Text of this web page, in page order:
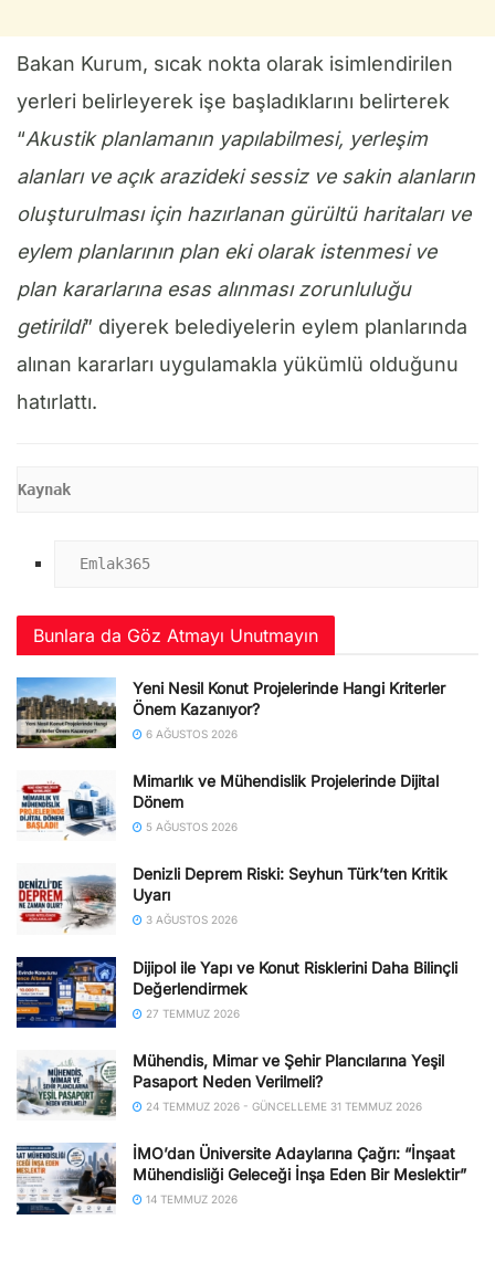
Bakan Kurum, sıcak nokta olarak isimlendirilen
yerleri belirleyerek işe başladıklarını belirterek
“Akustik planlamanın yapılabilmesi, yerleşim
alanları ve açık arazideki sessiz ve sakin alanların
oluşturulması için hazırlanan gürültü haritaları ve
eylem planlarının plan eki olarak istenmesi ve
plan kararlarına esas alınması zorunluluğu
getirildi” diyerek belediyelerin eylem planlarında
alınan kararları uygulamakla yükümlü olduğunu
hatırlattı.
Kaynak
Emlak365
Bunlara da Göz Atmayı Unutmayın
Yeni Nesil Konut Projelerinde Hangi Kriterler
Önem Kazanıyor?
6 AĞUSTOS 2026
Mimarlık ve Mühendislik Projelerinde Dijital
Dönem
5 AĞUSTOS 2026
Denizli Deprem Riski: Seyhun Türk’ten Kritik
Uyarı
3 AĞUSTOS 2026
Dijipol ile Yapı ve Konut Risklerini Daha Bilinçli
Değerlendirmek
27 TEMMUZ 2026
Mühendis, Mimar ve Şehir Plancılarına Yeşil
Pasaport Neden Verilmeli?
24 TEMMUZ 2026 - GÜNCELLEME 31 TEMMUZ 2026
İMO’dan Üniversite Adaylarına Çağrı: “İnşaat
Mühendisliği Geleceği İnşa Eden Bir Meslektir”
14 TEMMUZ 2026